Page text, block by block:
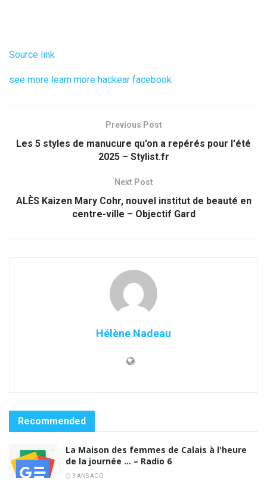
Source link
see more learn more hackear facebook
Previous Post
Les 5 styles de manucure qu'on a repérés pour l'été
2025 – Stylist.fr
Next Post
ALÈS Kaizen Mary Cohr, nouvel institut de beauté en
centre-ville – Objectif Gard
Hélène Nadeau
Recommended
La Maison des femmes de Calais à l'heure
de la journée … – Radio 6
3 ANS AGO